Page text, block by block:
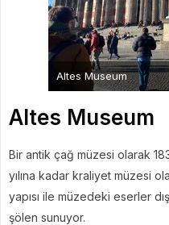
Altes Museum
Altes Museum
Bir antik çağ müzesi olarak
yılına kadar kraliyet müzesi
yapısı ile müzedeki eserler
şölen sunuyor.